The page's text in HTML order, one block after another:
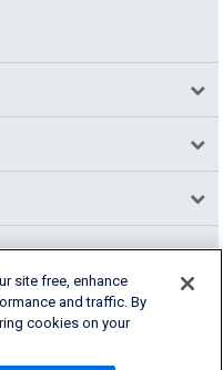
site free, enhance
and traffic. By
cookies on your